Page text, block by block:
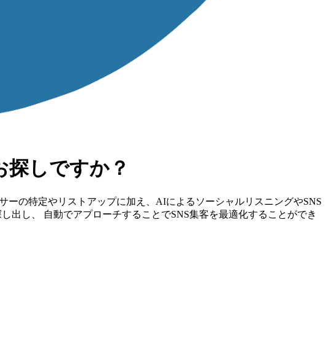
しですか？
ーの特定やリストアップに加え、AIによるソーシャルリスニングやSNS
出し、 自動でアプローチすることでSNS集客を最適化することができ